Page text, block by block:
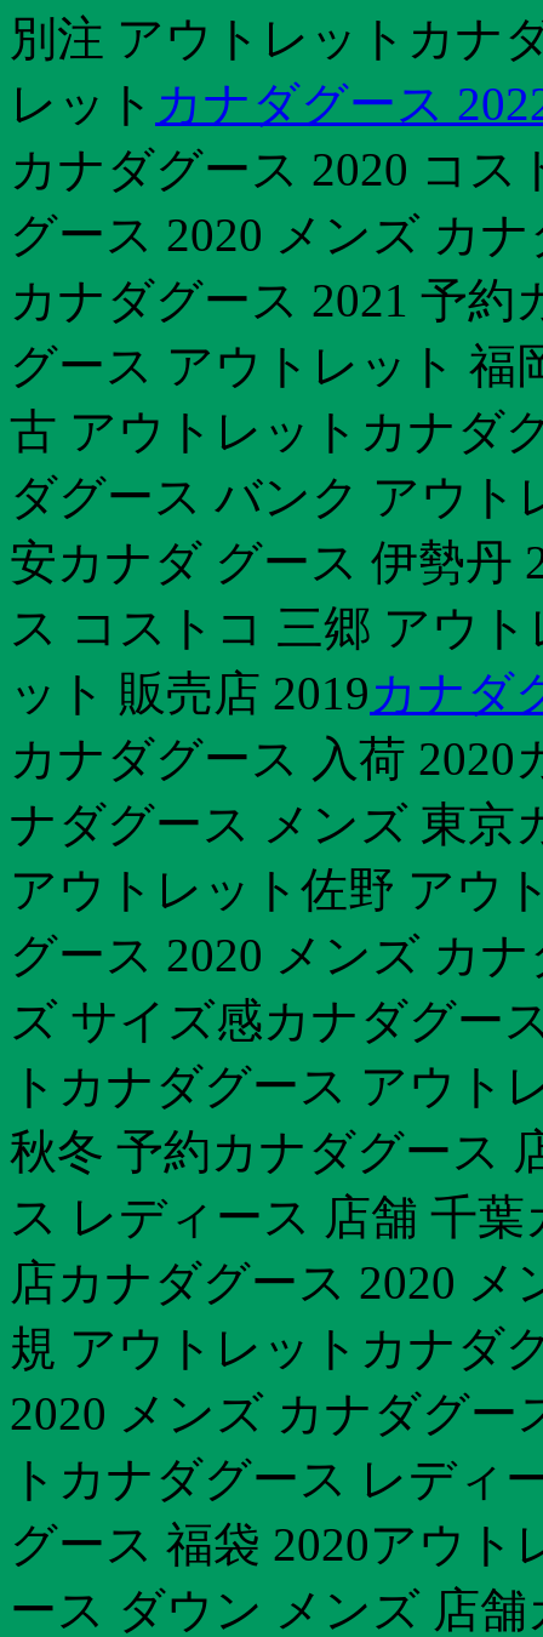
別注 アウトレットカナ
レット カナダグース
カナダグース 2020 コ
グース 2020 メンズ カ
カナダグース 2021 予
グース アウトレット 福
古 アウトレットカナダ
ダグース バンク アウト
安カナダ グース 伊勢丹
ス コストコ 三郷 アウ
ット 販売店 2019カナダ
カナダグース 入荷
ナダグース メンズ 東京
アウトレット佐野 アウ
グース 2020 メンズ カ
ズ サイズ感カナダグー
トカナダグース アウト
秋冬 予約カナダグース
ス レディース 店舗 千
店カナダグース 2020
規 アウトレットカナダ
2020 メンズ カナダグー
トカナダグース レディ
グース 福袋 2020アウ
ース ダウン メンズ 店